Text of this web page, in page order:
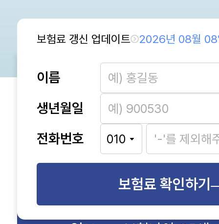
보험료 갱신 업데이트 2026년 08월 08
이름
생년월일
전화번호
보험료 확인하기